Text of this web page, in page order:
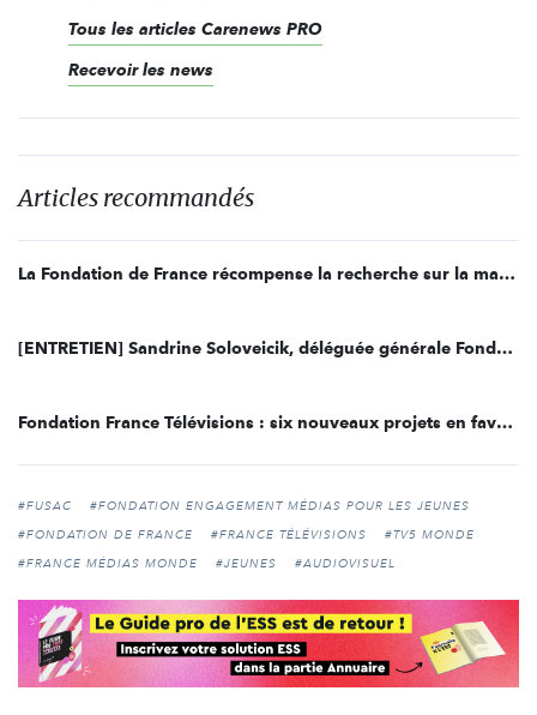
Tous les articles Carenews PRO
Recevoir les news
Articles recommandés
La Fondation de France récompense la recherche sur la maladie de Parkinson
[ENTRETIEN] Sandrine Soloveicik, déléguée générale Fondation France Télévisions
Fondation France Télévisions : six nouveaux projets en faveur de la jeunesse
#FUSAC
#FONDATION ENGAGEMENT MÉDIAS POUR LES JEUNES
#FONDATION DE FRANCE
#FRANCE TÉLÉVISIONS
#TV5 MONDE
#FRANCE MÉDIAS MONDE
#JEUNES #AUDIOVISUEL